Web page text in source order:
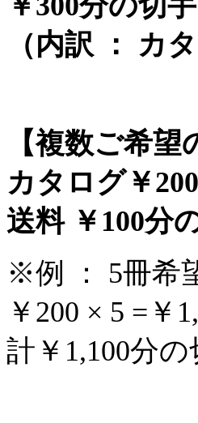
（内訳 ： カ
【複数ご希望
カタログ￥
送料 ￥100分
※例 ： 5冊希
￥200 × 5 =￥
計￥1,100分